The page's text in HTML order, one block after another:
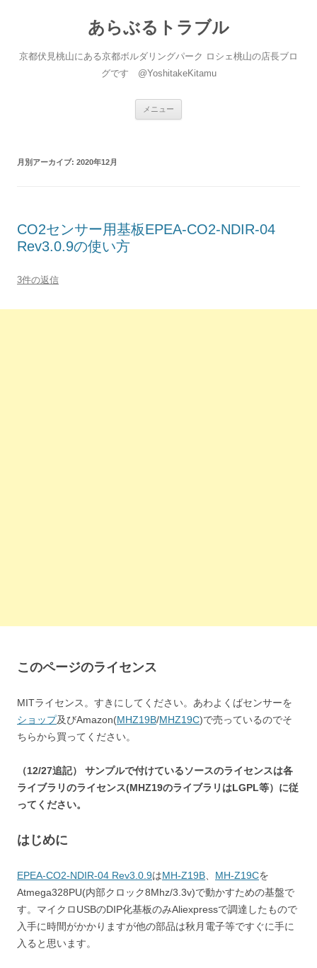
あらぶるトラブル
京都伏見桃山にある京都ボルダリングパーク ロシェ桃山の店長ブロ
グです @YoshitakeKitamu
メニュー
月別アーカイブ: 2020年12月
CO2センサー用基板EPEA-CO2-NDIR-04
Rev3.0.9の使い方
3件の返信
このページのライセンス
MITライセンス。すきにしてください。あわよくばセンサーを
ショップ及びAmazon(MHZ19B/MHZ19C)で売っているのでそ
ちらから買ってください。
（12/27追記） サンプルで付けているソースのライセンスは各
ライブラリのライセンス(MHZ19のライブラリはLGPL等）に従
ってください。
はじめに
EPEA-CO2-NDIR-04 Rev3.0.9はMH-Z19B MH-Z19Cを
Atmega328PU(内部クロック8Mhz/3.3v)で動かすための基盤で
す。マイクロUSBのDIP化基板のみAliexpressで調達したもので
入手に時間がかかりますが他の部品は秋月電子等ですぐに手に
入ると思います。